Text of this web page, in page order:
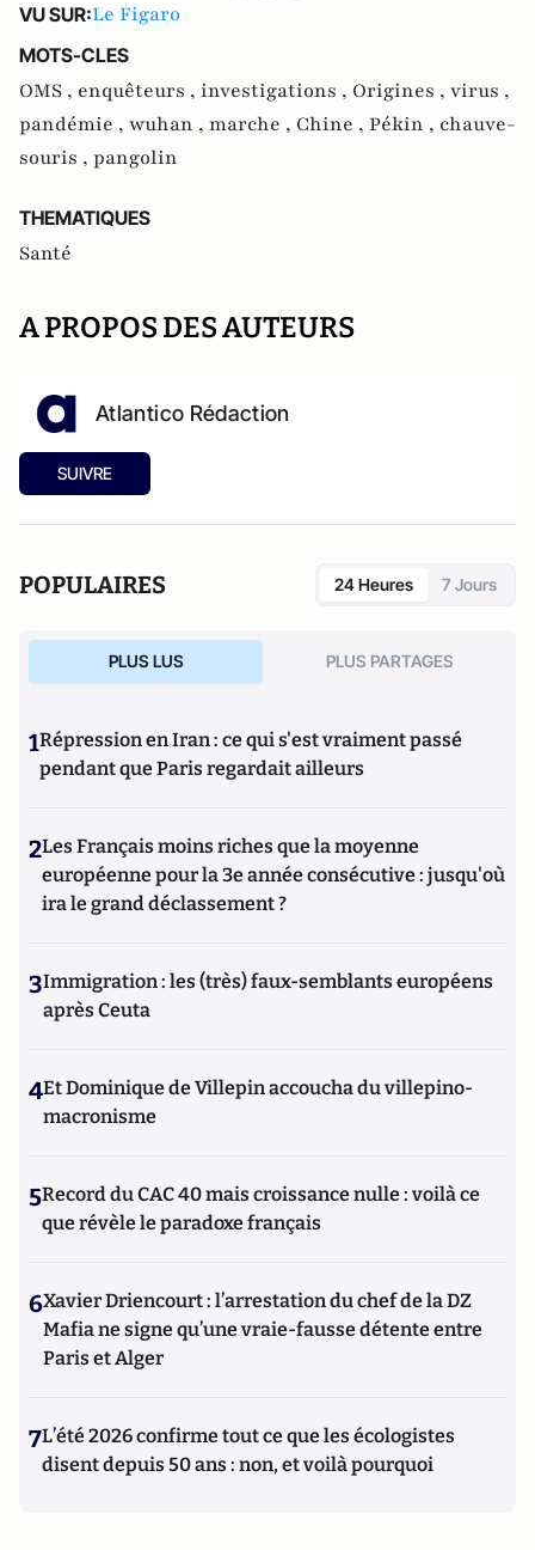
VU SUR:Le Figaro
MOTS-CLES
OMS , enquêteurs , investigations , Origines , virus ,
pandémie , wuhan , marche , Chine , Pékin , chauve-
souris , pangolin
THEMATIQUES
Santé
A PROPOS DES AUTEURS
Atlantico Rédaction
SUIVRE
POPULAIRES 24 Heures 7 Jours
PLUS LUS PLUS PARTAGES
1Répression en Iran : ce qui s'est vraiment passé
pendant que Paris regardait ailleurs
2Les Français moins riches que la moyenne
européenne pour la 3e année consécutive : jusqu'où
ira le grand déclassement ?
3Immigration : les (très) faux-semblants européens
après Ceuta
4Et Dominique de Villepin accoucha du villepino-
macronisme
5Record du CAC 40 mais croissance nulle : voilà ce
que révèle le paradoxe français
6Xavier Driencourt : l’arrestation du chef de la DZ
Mafia ne signe qu’une vraie-fausse détente entre
Paris et Alger
7L’été 2026 confirme tout ce que les écologistes
disent depuis 50 ans : non, et voilà pourquoi